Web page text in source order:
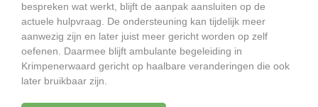
bespreken wat werkt, blijft de aanpak aansluiten op de
actuele hulpvraag. De ondersteuning kan tijdelijk meer
aanwezig zijn en later juist meer gericht worden op zelf
oefenen. Daarmee blijft ambulante begeleiding in
Krimpenerwaard gericht op haalbare veranderingen die ook
later bruikbaar zijn.